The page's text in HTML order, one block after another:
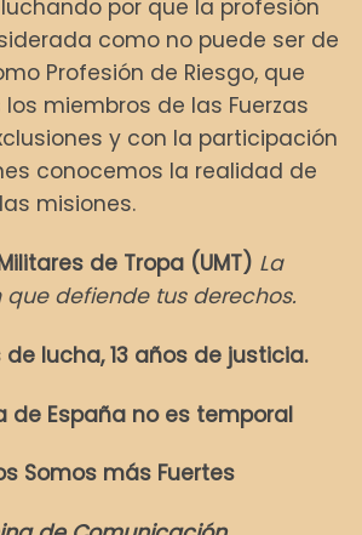
por que la profesión
como no puede ser de
Profesión de Riesgo, que
miembros de las Fuerzas
y con la participación
conocemos la realidad de
misiones.
de Tropa (UMT) La
defiende tus derechos.
de lucha, 13 años de justicia.
de España no es temporal
Somos más Fuertes